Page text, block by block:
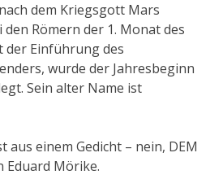
dem Kriegsgott Mars
Römern der 1. Monat des
der Einführung des
wurde der Jahresbeginn
Sein alter Name ist
aus einem Gedicht – nein, DEM
Eduard Mörike.